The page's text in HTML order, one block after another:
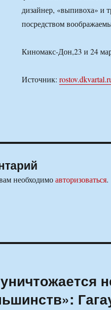
дизайнер, «выпивоха» и
посредством
Киномакс-Дон,23 и 24
Источник:
необходимоавторизоваться.